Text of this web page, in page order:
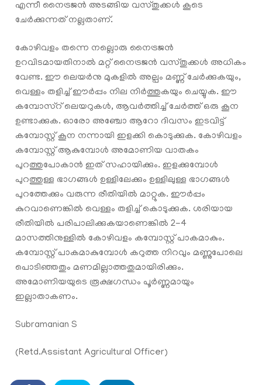
എന്നീ നൈട്രജൻ അടങ്ങിയ വസ്തുക്കൾ കൂടെ
ചേർക്കുന്നത് നല്ലതാണ്.
കോഴിവളം തന്നെ നല്ലൊരു നൈട്രജൻ
ഉറവിടമായതിനാൽ മറ്റ് നൈട്രജൻ വസ്തുക്കൾ അധികം
വേണ്ട. ഈ ലെയർനു മുകളിൽ അല്പം മണ്ണ് ചേർക്കുകയും,
വെള്ളം തളിച്ച് ഈർപ്പം നില നിർത്തുകയും ചെയ്യുക. ഈ
കമ്പോസ്റ് ലെയറുകൾ, ആവർത്തിച്ച് ചേർത്ത് ഒരു കൂന
ഉണ്ടാക്കുക. ഓരോ അഞ്ചോ ആറോ ദിവസം ഇടവിട്ട്
കമ്പോസ്റ്റ് കൂന നന്നായി ഇളക്കി കൊടുക്കുക. കോഴിവളം
കമ്പോസ്റ്റ് ആകുമ്പോൾ അമോണിയ വാതകം
പുറത്തുപോകാൻ ഇത് സഹായിക്കും. ഇളക്കുമ്പോൾ
പുറത്തുള്ള ഭാഗങ്ങൾ ഉള്ളിലേക്കും ഉള്ളിലുള്ള ഭാഗങ്ങൾ
പുറത്തേക്കും വരുന്ന രീതിയിൽ മാറ്റുക. ഈർപ്പം
കുറവാണെങ്കിൽ വെള്ളം തളിച്ച് കൊടുക്കുക. ശരിയായ
രീതിയിൽ പരിപാലിക്കുകയാണെങ്കിൽ 2-4
മാസത്തിനുള്ളിൽ കോഴിവളം കമ്പോസ്റ്റ് പാകമാകും.
കമ്പോസ്റ്റ് പാകമാകുമ്പോൾ കറുത്ത നിറവും മണ്ണുപോലെ
പൊടിഞ്ഞതും മണമില്ലാത്തതുമായിരിക്കും.
അമോണിയയുടെ രൂക്ഷഗന്ധം പൂർണ്ണമായും
ഇല്ലാതാകണം.
Subramanian S
(Retd.Assistant Agricultural Officer)